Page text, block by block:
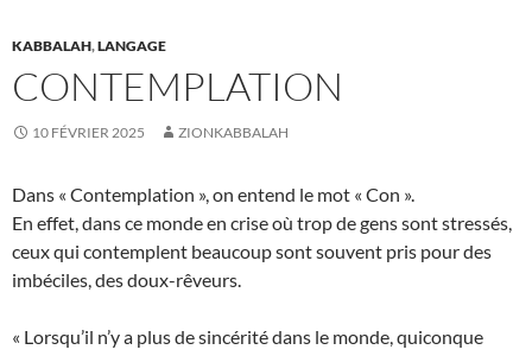
KABBALAH,LANGAGE
CONTEMPLATION
10 FÉVRIER 2025 ZIONKABBALAH
Dans « Contemplation », on entend le mot « Con ».
En effet, dans ce monde en crise où trop de gens sont stressés,
ceux qui contemplent beaucoup sont souvent pris pour des
imbéciles, des doux-rêveurs.
« Lorsqu’il n’y a plus de sincérité dans le monde, quiconque